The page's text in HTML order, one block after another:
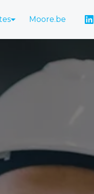
Moore.be